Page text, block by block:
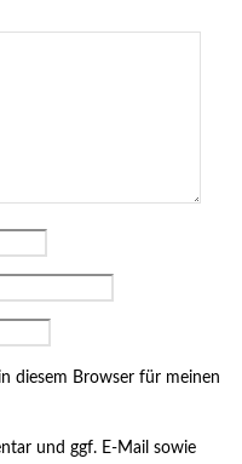
diesem Browser für meinen
und ggf. E-Mail sowie